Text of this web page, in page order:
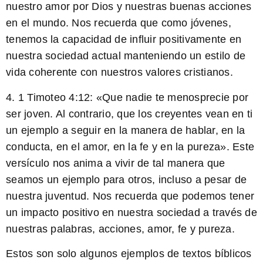
nuestro amor por Dios y nuestras buenas acciones
en el mundo. Nos recuerda que como jóvenes,
tenemos la capacidad de influir positivamente en
nuestra sociedad actual manteniendo un estilo de
vida coherente con nuestros valores cristianos.
4. 1 Timoteo 4:12: «Que nadie te menosprecie por
ser joven. Al contrario, que los creyentes vean en ti
un ejemplo a seguir en la manera de hablar, en la
conducta, en el amor, en la fe y en la pureza». Este
versículo nos anima a vivir de tal manera que
seamos un ejemplo para otros, incluso a pesar de
nuestra juventud. Nos recuerda que podemos tener
un impacto positivo en nuestra sociedad a través de
nuestras palabras, acciones, amor, fe y pureza.
Estos son solo algunos ejemplos de textos bíblicos